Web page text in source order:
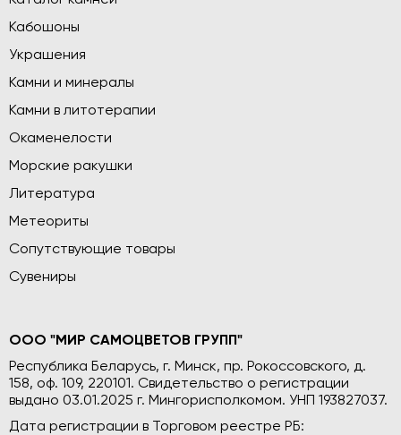
Кабошоны
Украшения
Камни и минералы
Камни в литотерапии
Окаменелости
Морские ракушки
Литература
Метеориты
Сопутствующие товары
Сувениры
ООО "МИР САМОЦВЕТОВ ГРУПП"
Республика Беларусь, г. Минск, пр. Рокоссовского, д.
158, оф. 109, 220101. Свидетельство о регистрации
выдано 03.01.2025 г. Мингорисполкомом. УНП 193827037.
Дата регистрации в Торговом реестре РБ: